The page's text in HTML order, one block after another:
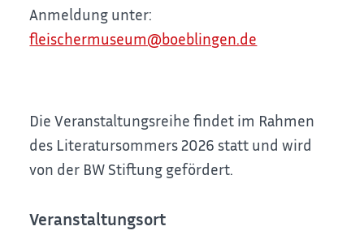
Anmeldung unter:
fleischermuseum@boeblingen.de
Die Veranstaltungsreihe findet im Rahmen
des Literatursommers 2026 statt und wird
von der BW Stiftung gefördert.
Veranstaltungsort